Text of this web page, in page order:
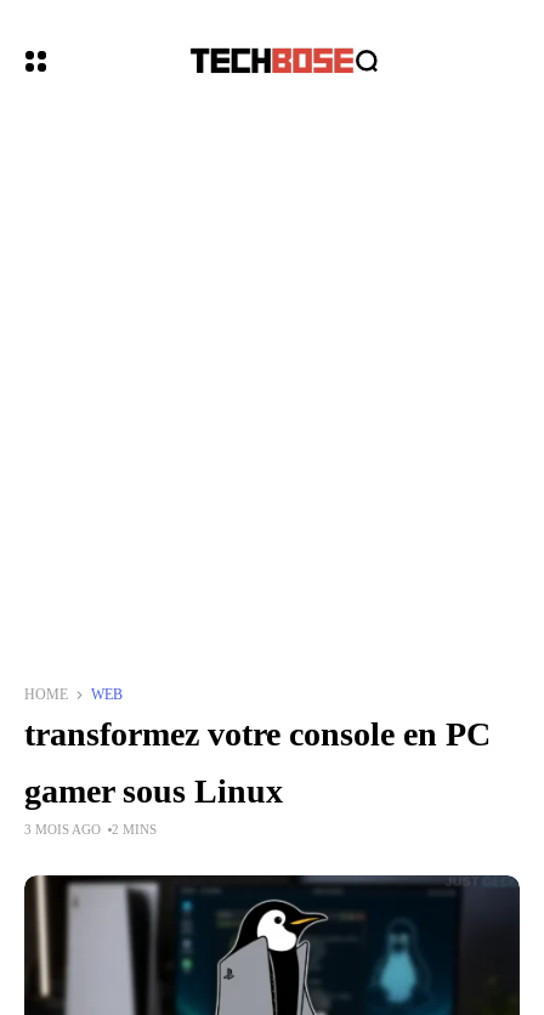
HOME WEB
transformez votre console en PC
gamer sous Linux
3 MOIS AGO 2 MINS